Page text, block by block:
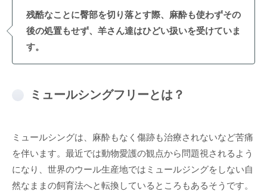
残酷なことに臀部を切り落とす際、麻酔も使わずその
後の処置もせず、羊さん達はひどい扱いを受けていま
す。
ミュールシングフリーとは？
ミュールシングは、麻酔もなく傷跡も治療されないなど苦痛
を伴います。最近では動物愛護の観点から問題視されるよう
になり、世界のウール生産地ではミュールジングをしない自
然なままの飼育法へと転換しているところもあるそうです。